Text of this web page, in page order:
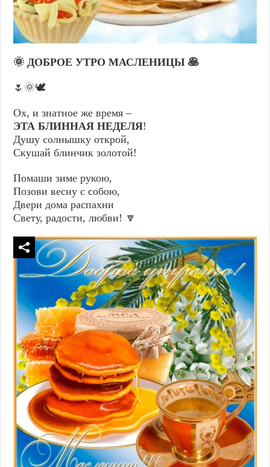
🌞 ДОБРОЕ УТРО МАСЛЕНИЦЫ 🥞
🌷🌞🕊️
Ох, и знатное же время –
ЭТА БЛИННАЯ НЕДЕЛЯ!
Душу солнышку открой,
Скушай блинчик золотой!
Помаши зиме рукою,
Позови весну с собою,
Двери дома распахни
Свету, радости, любви! 🔽